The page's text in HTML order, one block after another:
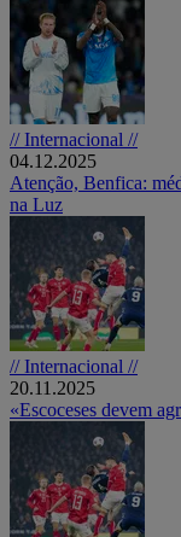
// Internacional //
04.12.2025
Atenção, Benfica:
na Luz
// Internacional //
20.11.2025
«Escoceses devem